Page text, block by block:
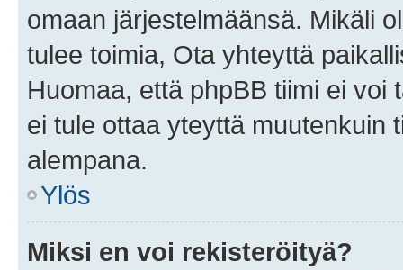
omaan järjestelmäänsä. Mikäli
tulee toimia, Ota yhteyttä
Huomaa, että phpBB tiimi ei
ei tule ottaa yteyttä muutenkuin
alempana.
Ylös
Miksi en voi rekisteröityä?